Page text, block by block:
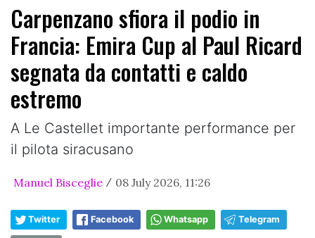
Carpenzano sfiora il podio in
Francia: Emira Cup al Paul Ricard
segnata da contatti e caldo
estremo
A Le Castellet importante performance per
il pilota siracusano
Manuel Bisceglie / 08 July 2026, 11:26
Twitter Facebook Whatsapp Telegram